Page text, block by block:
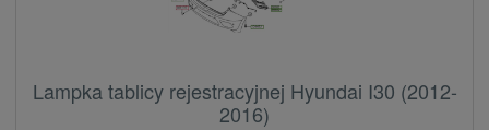
Lampka tablicy rejestracyjnej Hyundai I30 (2012-
2016)